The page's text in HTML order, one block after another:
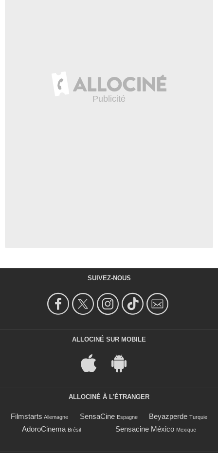
SUIVEZ-NOUS
ALLOCINÉ SUR MOBILE
ALLOCINÉ À L'ÉTRANGER
Filmstarts Allemagne SensaCine Espagne Beyazperde Turquie
AdoroCinema Brésil Sensacine México Mexique